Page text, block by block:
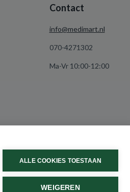
Contact
info@medimart.nl
070-4271302
Ma-Vr 10:00-12:00
ALLE COOKIES TOESTAAN
WEIGEREN